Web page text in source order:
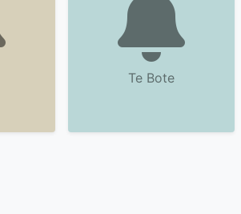
Te Bote